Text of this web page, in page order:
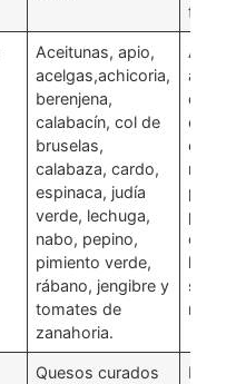
frutas.
Aceitunas, apio,
acelgas,achicoria,
berenjena,
calabacín, col de
bruselas,
calabaza, cardo,
espinaca, judía
verde, lechuga,
nabo, pepino,
pimiento verde,
rábano, jengibre y
tomates de
zanahoria.
Ajo,
maíz
puerro,
hinojo,
seco y
Quesos curados
Leche